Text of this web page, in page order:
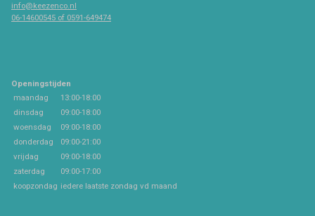
info@keezenco.nl
06-14600545 of 0591-649474
Openingstijden
maandag
13:00-18:00
dinsdag
09:00-18:00
woensdag
09:00-18:00
donderdag
09:00-21:00
vrijdag
09:00-18:00
zaterdag
09:00-17:00
koopzondag iedere laatste zondag vd maand